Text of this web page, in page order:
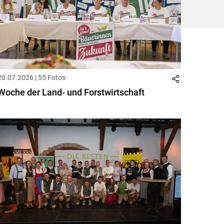
| 55 Fotos
der Land- und Forstwirtschaft